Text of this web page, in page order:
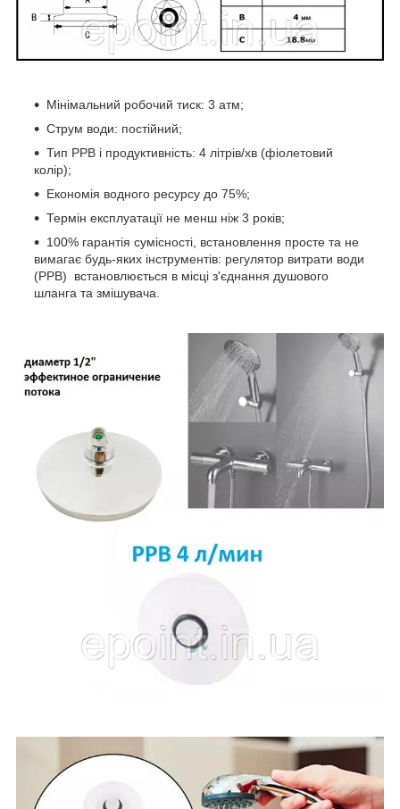
Мінімальний робочий тиск: 3 атм;
Струм води: постійний;
Тип РРВ і продуктивність: 4 літрів/хв (фіолетовий
колір);
Економія водного ресурсу до 75%;
Термін експлуатації не менш ніж 3 років;
100% гарантія сумісності, встановлення просте та не
вимагає будь-яких інструментів: регулятор витрати води
(РРВ) встановлюється в місці з'єднання душового
шланга та змішувача.